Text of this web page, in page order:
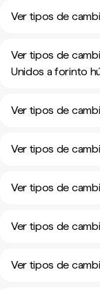
Ver tipos de
Ver tipos de
Unidos a forinto
Ver tipos de
Ver tipos de
Ver tipos de
Ver tipos de
Ver tipos de